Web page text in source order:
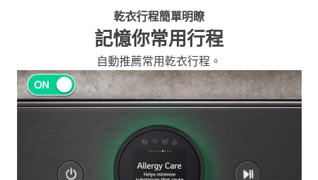
乾衣行程簡單明瞭
記憶你常用行程
自動推薦常用乾衣行程。